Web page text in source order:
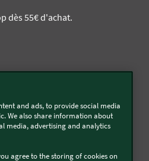
dès 55€ d'achat.
and ads, to provide social media
We also share information about
media, advertising and analytics
agree to the storing of cookies on